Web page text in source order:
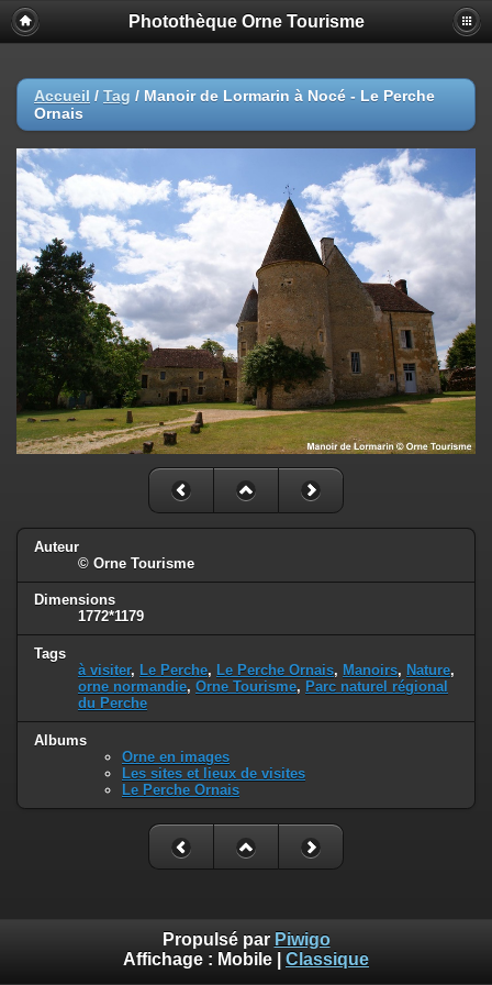
Photothèque Orne Tourisme
Accueil / Tag / Manoir de Lormarin à Nocé - Le Perche
Ornais
Auteur
© Orne Tourisme
Dimensions
1772*1179
Tags
à visiter, Le Perche, Le Perche Ornais, Manoirs, Nature,
orne normandie, Orne Tourisme, Parc naturel régional
du Perche
Albums
Orne en images
Les sites et lieux de visites
Le Perche Ornais
Propulsé par Piwigo
Affichage : Mobile Classique